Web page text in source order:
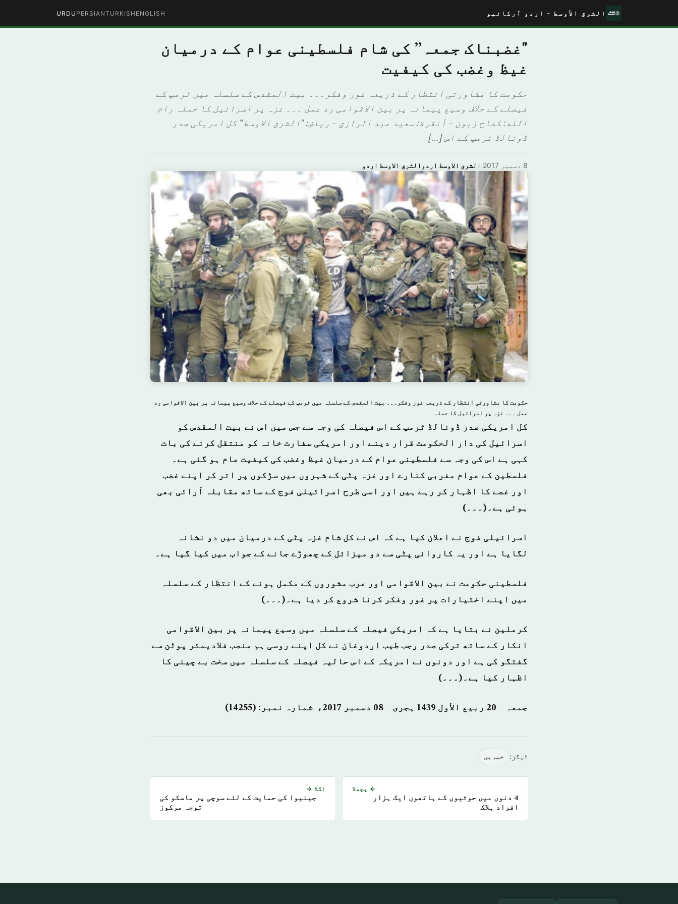
الشرق الأوسط - اردو آرکائیو ENGLISH
TURKISH
PERSIAN
URDU
"غضبناک جمعہ” کی شام فلسطینی عوام کے درمیان
غیظ وغضب کی کیفیت
حکومت کا مشاورتی انتظار کے ذریعہ غور وفکر۔۔۔ بیت المقدس کے سلسلہ میں ٹرمپ کے
فیصلے کے حلاف وسیع پیمانہ پر بین الاقوامی رد عمل ۔۔۔ غزہ پر اسرائیل کا حملہ رام
الله: كفاح زبون – أنقرة: سعيد عبد الرازق – رياض: "الشرق الاوسط” کل امریکی صدر
ڈونالڈ ٹرمپ کے اس […]
الشرق الاوسط اردوالشرق الاوسط اردو · 8 دسمبر 2017
حکومت کا مشاورتی انتظار کے ذریعہ غور وفکر۔۔۔ بیت المقدس کے سلسلہ میں ٹرمپ کے فیصلے کے حلاف وسیع پیمانہ پر بین الاقوامی رد
عمل ۔۔۔ غزہ پر اسرائیل کا حملہ
کل امریکی صدر ڈونالڈ ٹرمپ کے اس فیصلہ کی وجہ سے جس میں اس نے بیت المقدس کو
اسرائیل کی دار الحکومت قرار دینے اور امریکی سفارت خانہ کو منتقل کرنے کی بات
کہی ہے اس کی وجہ سے فلسطینی عوام کے درمیان غیظ وغضب کی کیفیت عام ہو گئی ہے۔
فلسطین کے عوام مغربی کنارے اور غزہ پٹی کے شہروں میں سڑکوں پر اتر کر اپنے غضب
اور غصے کا اظہار کر رہے ہیں اور اسی طرح اسرائیلی فوج کے ساتھ مقابلہ آرائی بھی
ہوئی ہے۔(۔۔۔)
اسرائیلی فوج نے اعلان کیا ہے کہ اس نے کل شام غزہ پٹی کے درمیان میں دو نشانہ
لگایا ہے اور یہ کاروائی پٹی سے دو میزائل کے چھوڑے جانے کے جواب میں کیا گیا ہے۔
فلسطینی حکومت نے بین الاقوامی اور عرب مشوروں کے مکمل ہونے کے انتظار کے سلسلہ
میں اپنے اختیارات پر غور وفکر کرنا شروع کر دیا ہے۔(۔۔۔)
کرملین نے بتایا ہے کہ امریکی فیصلہ کے سلسلہ میں وسیع پیمانہ پر بین الاقوامی
انکار کے ساتھ ترکی صدر رجب طیب اردوغان نے کل اپنے روسی ہم منصب فلادیمئر پوٹن سے
گفتگو کی ہے اور دونوں نے امریکہ کے اس حالیہ فیصلہ کے سلسلہ میں سخت بے چینی کا
اظہار کیا ہے۔(۔۔۔)
جمعہ – 20 ربيع الأول 1439 ہجری – 08 دسمبر 2017ء شمارہ نمبر: (14255)
ٹیگز: خبريں
← پچھلا
4 دنوں میں حوثیوں کے ہاتھوں ایک ہزار
افراد ہلاک
اگلا →
جینیوا کی حمایت کے لئے سوچی پر ماسکو کی
توجہ مرکوز